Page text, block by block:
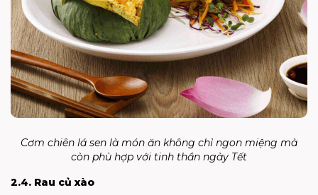
Cơm chiên lá sen là món ăn không chỉ ngon miệng mà
còn phù hợp với tinh thần ngày Tết
2.4. Rau củ xào